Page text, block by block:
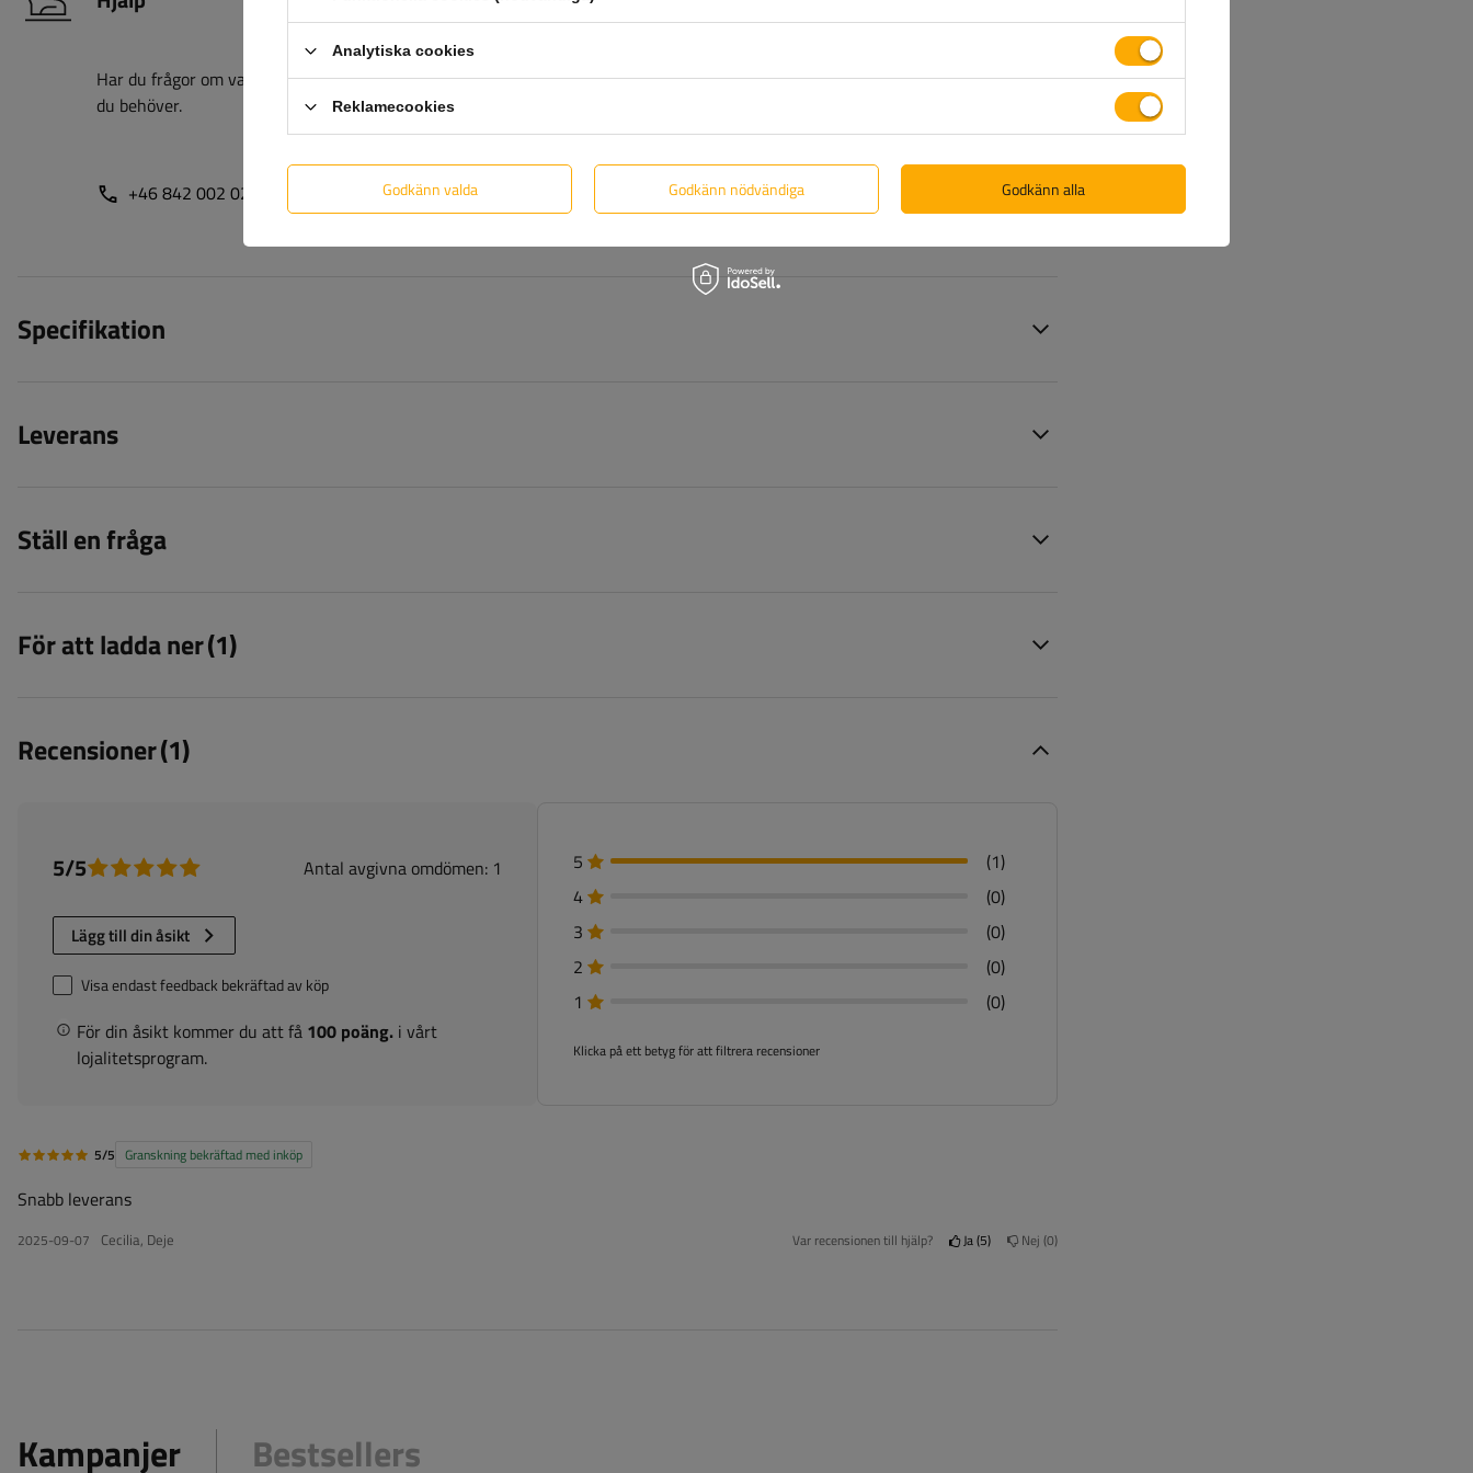
Har du frågor om valet eller användningen av våra produkter? Kontakta oss! Unitrailers specialister ger dig gärna all information
du behöver.
+46 842 002 023 unitrailer@unitrailer.se
Specifikation
Leverans
Ställ en fråga
För att ladda ner(1)
Recensioner(1)
5/5 Antal avgivna omdömen: 1
Lägg till din åsikt
För din åsikt kommer du att få 100 poäng. i vårt
lojalitetsprogram.
Visa endast feedback bekräftad av köp
5
(1)
4
(0)
3
(0)
2
(0)
1
(0)
Klicka på ett betyg för att filtrera recensioner
5/5 Granskning bekräftad med inköp
Snabb leverans
2025-09-07 Cecilia, Deje Var recensionen till hjälp? Ja 5 Nej 0
Kampanjer Bestsellers
Analytiska cookies
Reklamecookies
Godkänn valda Godkänn nödvändiga Godkänn alla